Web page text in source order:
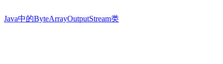
Java中的ByteArrayOutputStream类